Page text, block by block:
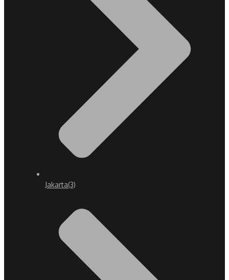
Jakarta(3)